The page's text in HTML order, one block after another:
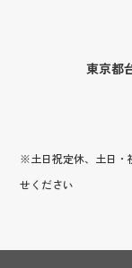
東京都
※土日祝定休、土日・
せください